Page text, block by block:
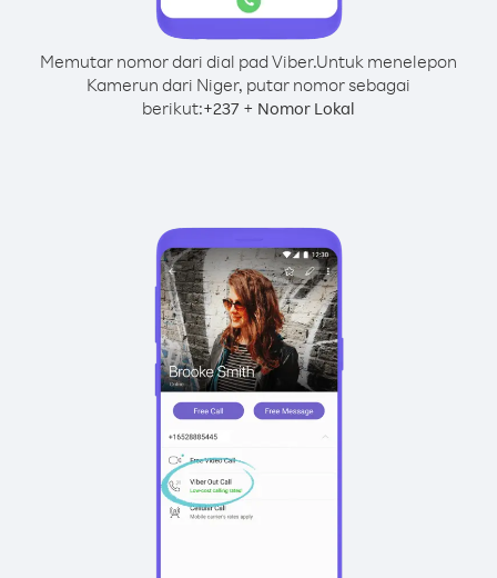
Memutar nomor dari dial pad Viber.Untuk menelepon
Kamerun dari Niger, putar nomor sebagai
berikut:+237 + Nomor Lokal